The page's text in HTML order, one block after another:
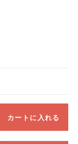
カートに入れる